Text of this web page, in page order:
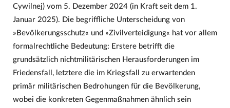
Cywilnej) vom 5. Dezember 2024 (in Kraft seit dem 1.
Januar 2025). Die begriffliche Unterscheidung von
»Bevölkerungsschutz« und »Zivilverteidigung« hat vor allem
formalrechtliche Bedeutung: Erstere betrifft die
grundsätzlich nichtmilitärischen Herausforderungen im
Friedensfall, letztere die im Kriegsfall zu erwartenden
primär militärischen Bedrohungen für die Bevölkerung,
wobei die konkreten Gegenmaßnahmen ähnlich sein